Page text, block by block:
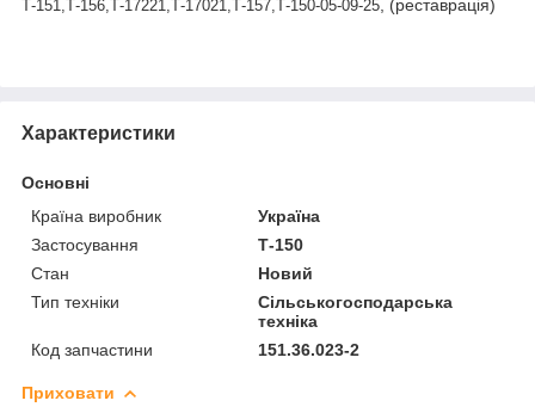
Т-151,Т-156,Т-17221,Т-17021,Т-157,Т-150-05-09-25 , (реставрація)
Характеристики
Основні
Країна виробник
Україна
Застосування
Т-150
Стан
Новий
Тип техніки
Сільськогосподарська
техніка
Код запчастини
151.36.023-2
Приховати